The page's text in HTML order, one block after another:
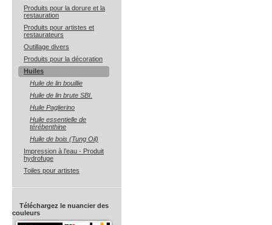
Produits pour la dorure et la
restauration
Produits pour artistes et
restaurateurs
Outillage divers
Produits pour la décoration
Huiles
Huile de lin bouillie
Huile de lin brute SBI.
Huile Paglierino
Huile essentielle de
térébenthine
Huile de bois (Tung Oil)
Impression à l’eau - Produit
hydrofuge
Toiles pour artistes
Téléchargez le nuancier des
couleurs